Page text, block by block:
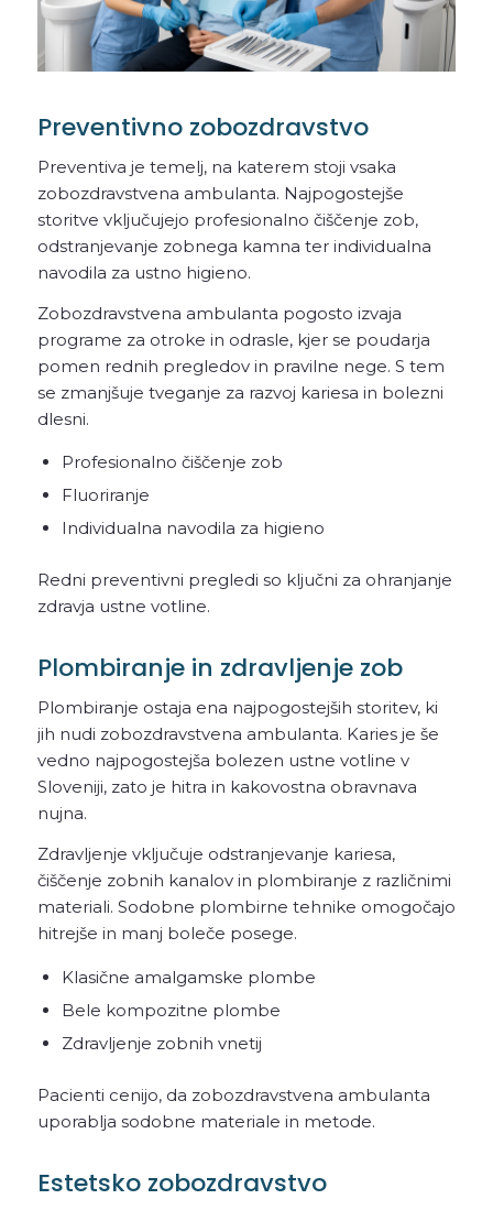
Preventivno zobozdravstvo
Preventiva je temelj, na katerem stoji vsaka
zobozdravstvena ambulanta. Najpogostejše
storitve vključujejo profesionalno čiščenje zob,
odstranjevanje zobnega kamna ter individualna
navodila za ustno higieno.
Zobozdravstvena ambulanta pogosto izvaja
programe za otroke in odrasle, kjer se poudarja
pomen rednih pregledov in pravilne nege. S tem
se zmanjšuje tveganje za razvoj kariesa in bolezni
dlesni.
Profesionalno čiščenje zob
Fluoriranje
Individualna navodila za higieno
Redni preventivni pregledi so ključni za ohranjanje
zdravja ustne votline.
Plombiranje in zdravljenje zob
Plombiranje ostaja ena najpogostejših storitev, ki
jih nudi zobozdravstvena ambulanta. Karies je še
vedno najpogostejša bolezen ustne votline v
Sloveniji, zato je hitra in kakovostna obravnava
nujna.
Zdravljenje vključuje odstranjevanje kariesa,
čiščenje zobnih kanalov in plombiranje z različnimi
materiali. Sodobne plombirne tehnike omogočajo
hitrejše in manj boleče posege.
Klasične amalgamske plombe
Bele kompozitne plombe
Zdravljenje zobnih vnetij
Pacienti cenijo, da zobozdravstvena ambulanta
uporablja sodobne materiale in metode.
Estetsko zobozdravstvo